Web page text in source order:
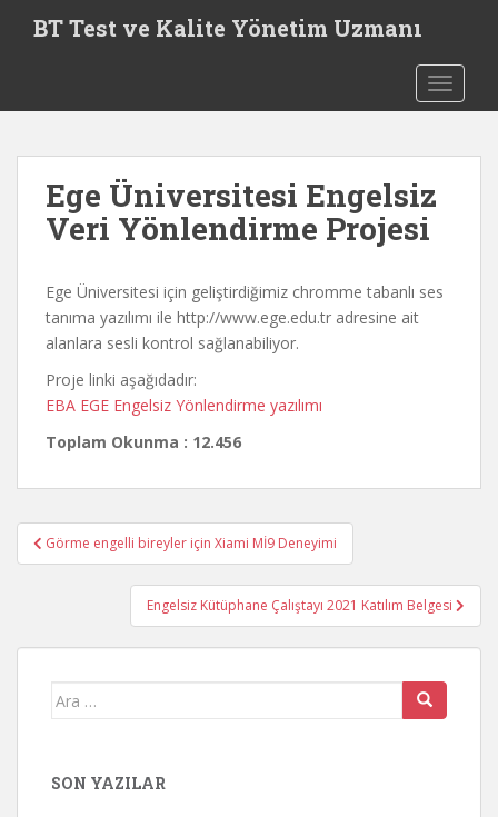
t
BT Test ve Kalite Yönetim Uzmanı
Ege Üniversitesi Engelsiz
Veri Yönlendirme Projesi
Ege Üniversitesi için geliştirdiğimiz chromme tabanlı ses
tanıma yazılımı ile http://www.ege.edu.tr adresine ait
alanlara sesli kontrol sağlanabiliyor.
Proje linki aşağıdadır:
EBA EGE Engelsiz Yönlendirme yazılımı
Toplam Okunma : 12.456
Yazı
gezinmesi
Görme engelli bireyler için Xiami Mİ9 Deneyimi
Engelsiz Kütüphane Çalıştayı 2021 Katılım Belgesi
Arama
SON YAZILAR